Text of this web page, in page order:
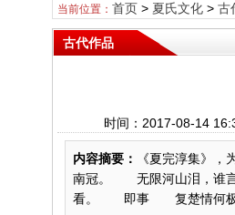
当前位置： 首页> 夏氏文化> 古
古代作品
时间：2017-08-14
内容摘要：
《夏完淳集》
南冠。 无限河山泪，谁
看。 即事 复楚情何极